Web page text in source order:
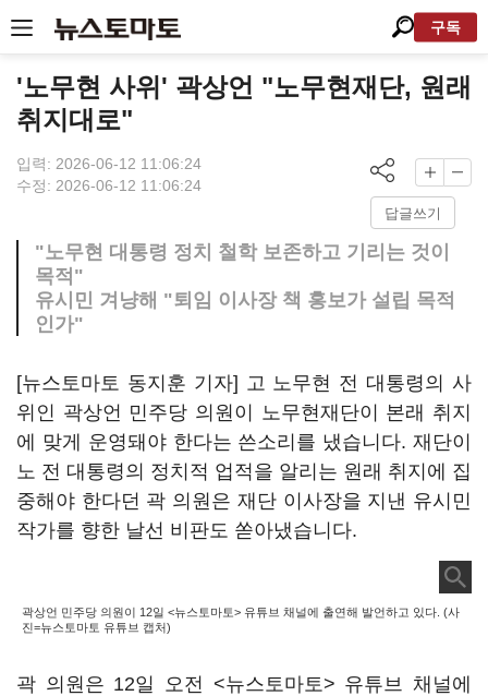
구독
'노무현 사위' 곽상언 "노무현재단, 원래
취지대로"
입력: 2026-06-12 11:06:24
수정: 2026-06-12 11:06:24
답글쓰기
"노무현 대통령 정치 철학 보존하고 기리는 것이
목적"
유시민 겨냥해 "퇴임 이사장 책 홍보가 설립 목적
인가"
[뉴스토마토 동지훈 기자] 고 노무현 전 대통령의 사
위인 곽상언 민주당 의원이 노무현재단이 본래 취지
에 맞게 운영돼야 한다는 쓴소리를 냈습니다. 재단이
노 전 대통령의 정치적 업적을 알리는 원래 취지에 집
중해야 한다던 곽 의원은 재단 이사장을 지낸 유시민
작가를 향한 날선 비판도 쏟아냈습니다.
곽상언 민주당 의원이 12일 <뉴스토마토> 유튜브 채널에 출연해 발언하고 있다. (사
진=뉴스토마토 유튜브 캡처)
곽 의원은 12일 오전 <뉴스토마토> 유튜브 채널에